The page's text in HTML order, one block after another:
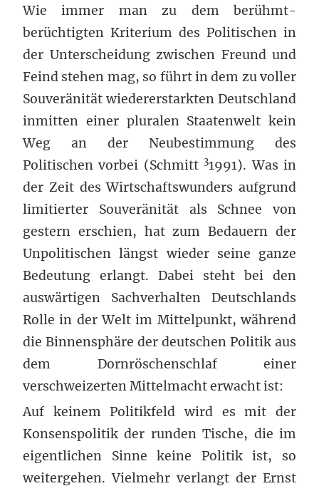
Wie immer man zu dem berühmt-
berüchtigten Kriterium des Politischen in
der Unterscheidung zwischen Freund und
Feind stehen mag, so führt in dem zu voller
Souveränität wiedererstarkten Deutschland
inmitten einer pluralen Staatenwelt kein
Weg an der Neubestimmung des
Politischen vorbei (Schmitt31991). Was in
der Zeit des Wirtschaftswunders aufgrund
limitierter Souveränität als Schnee von
gestern erschien, hat zum Bedauern der
Unpolitischen längst wieder seine ganze
Bedeutung erlangt. Dabei steht bei den
auswärtigen Sachverhalten Deutschlands
Rolle in der Welt im Mittelpunkt, während
die Binnensphäre der deutschen Politik aus
dem Dornröschenschlaf einer
verschweizerten Mittelmacht erwacht ist:
Auf keinem Politikfeld wird es mit der
Konsenspolitik der runden Tische, die im
eigentlichen Sinne keine Politik ist, so
weitergehen. Vielmehr verlangt der Ernst